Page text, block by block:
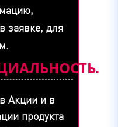
заявке, для
Акции и в
продукта